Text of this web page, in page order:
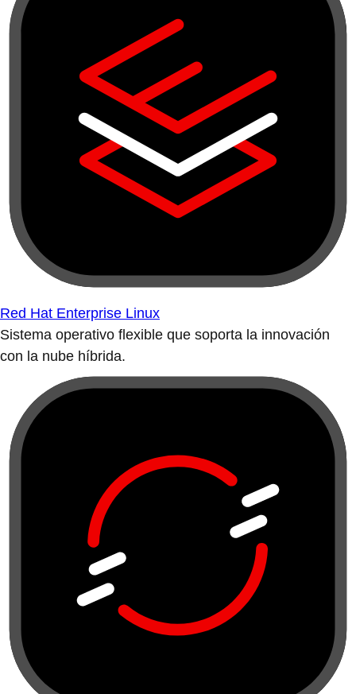
Red Hat Enterprise Linux
Sistema operativo flexible que soporta la innovación
con la nube híbrida.